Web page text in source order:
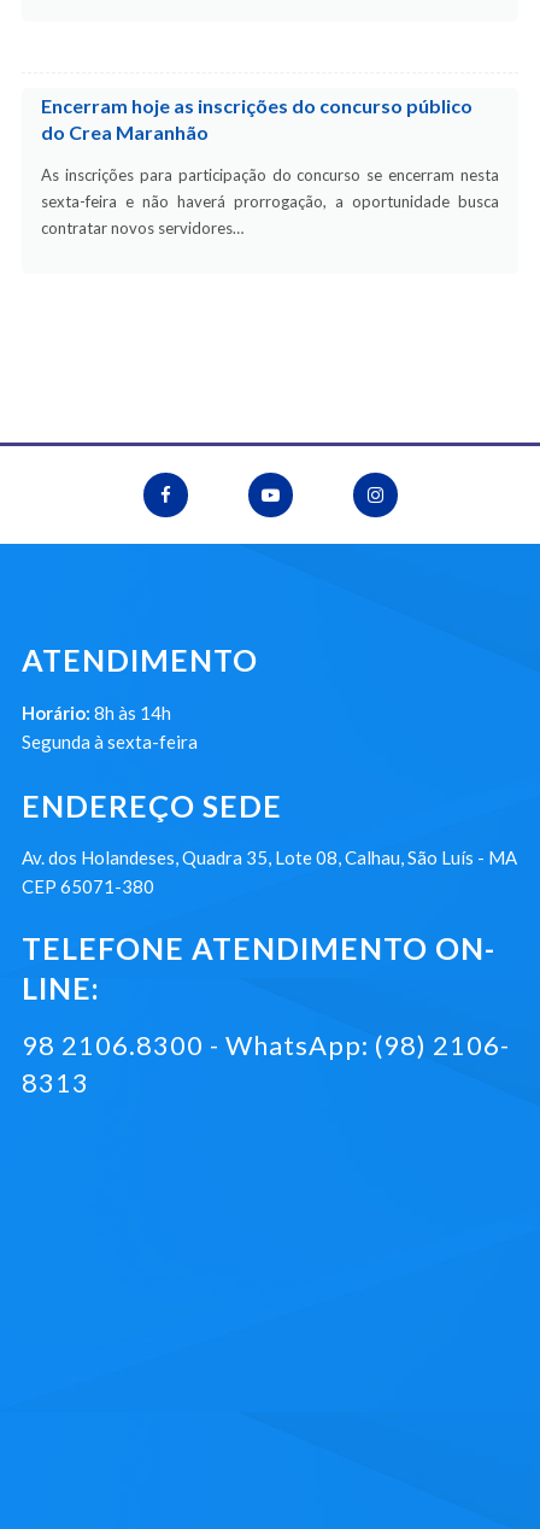
Encerram hoje as inscrições do concurso público
do Crea Maranhão
As inscrições para participação do concurso se encerram nesta
sexta-feira e não haverá prorrogação, a oportunidade busca
contratar novos servidores…
ATENDIMENTO
Horário: 8h às 14h
Segunda à sexta-feira
ENDEREÇO SEDE
Av. dos Holandeses, Quadra 35, Lote 08, Calhau, São Luís - MA
CEP 65071-380
TELEFONE ATENDIMENTO ON-
LINE:
98 2106.8300 - WhatsApp: (98) 2106-
8313